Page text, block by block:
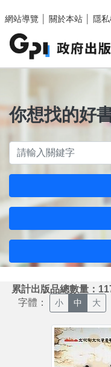
網站導覽
關於本站 隱
你想找的好
累計出版品總數量：
字體： 小 中 大